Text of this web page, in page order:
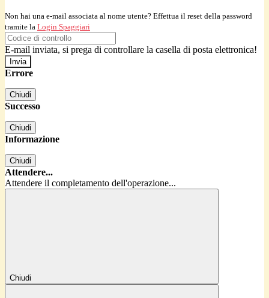
Non hai una e-mail associata al nome utente? Effettua il reset della password
tramite la Login Spaggiari
E-mail inviata, si prega di controllare la casella di posta elettronica!
Errore
Chiudi
Successo
Chiudi
Informazione
Chiudi
Attendere...
Attendere il completamento dell'operazione...
Chiudi